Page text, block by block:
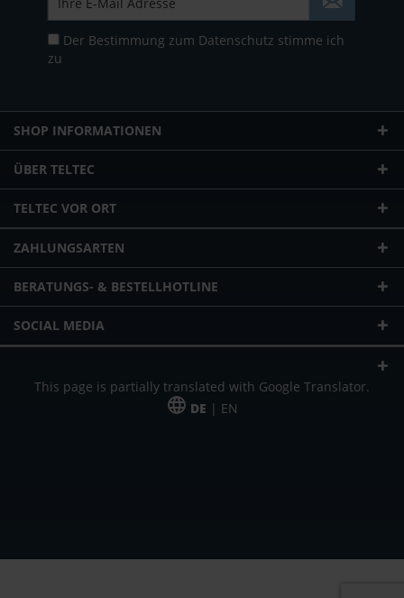
Der Bestimmung zum Datenschutz stimme ich
zu
SHOP INFORMATIONEN
ÜBER TELTEC
TELTEC VOR ORT
ZAHLUNGSARTEN
BERATUNGS- & BESTELLHOTLINE
SOCIAL MEDIA
This page is partially translated with Google Translator.
DE | EN